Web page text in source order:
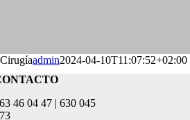
Cirugíaadmin2024-04-10T11:07:52+02:00
46 04 47 | 630 045